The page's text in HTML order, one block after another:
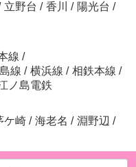
立野台 / 香川 / 陽光台 /
線 /
線 / 横浜線 / 相鉄本線 /
ノ島電鉄
ケ崎 / 海老名 / 淵野辺 /